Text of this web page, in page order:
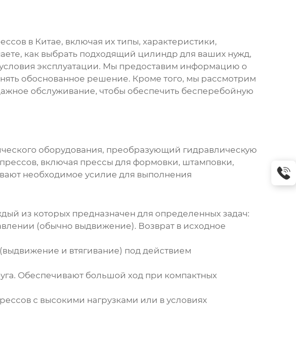
в Китае, включая их типы, характеристики,
как выбрать подходящий цилиндр для ваших нужд,
эксплуатации. Мы предоставим информацию о
обоснованное решение. Кроме того, мы рассмотрим
обслуживание, чтобы обеспечить бесперебойную
оборудования, преобразующий гидравлическую
включая прессы для формовки, штамповки,
необходимое усилие для выполнения
из которых предназначен для определенных задач:
(обычно выдвижение). Возврат в исходное
и втягивание) под действием
Обеспечивают большой ход при компактных
с высокими нагрузками или в условиях